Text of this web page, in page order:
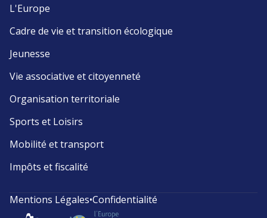
L'Europe
Cadre de vie et transition écologique
Jeunesse
Vie associative et citoyenneté
Organisation territoriale
Sports et Loisirs
Mobilité et transport
Impôts et fiscalité
Mentions Légales•Confidentialité